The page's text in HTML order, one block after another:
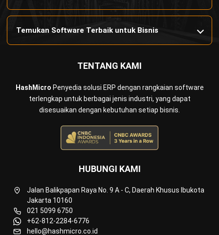
Inventory
Asset
CRM
Leads
Accounting
Procurement
POS (Point of Sales)
HRM
INDUSTRI
Manufacturing